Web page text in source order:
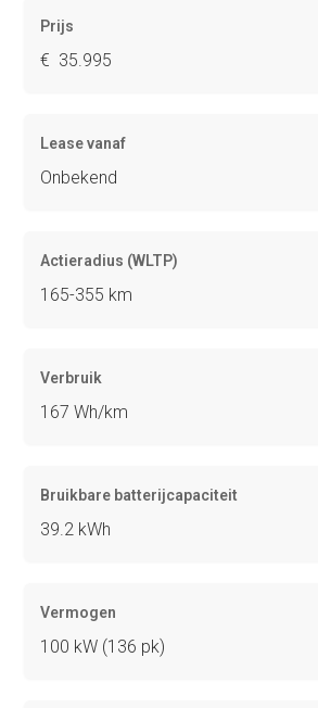
Prijs
€ 35.995
Lease vanaf
Onbekend
Actieradius (WLTP)
165-355 km
Verbruik
167 Wh/km
Bruikbare batterijcapaciteit
39.2 kWh
Vermogen
100 kW (136 pk)